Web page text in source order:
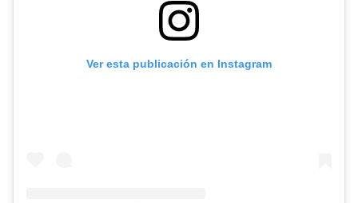
Ver esta publicación en Instagram